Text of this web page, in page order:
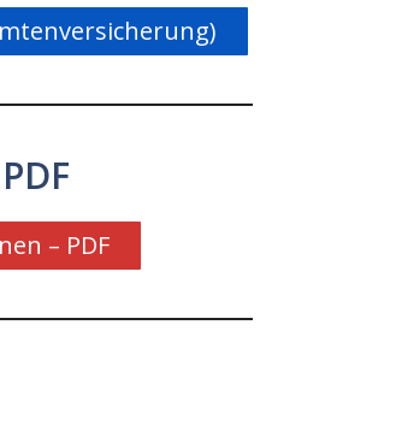
PDF
– PDF